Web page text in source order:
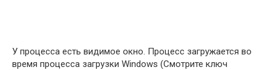
У процесса есть видимое окно. Процесс загружается во
время процесса загрузки Windows (Смотрите ключ